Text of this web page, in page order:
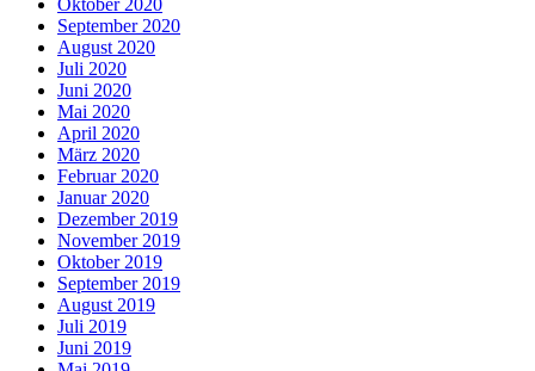
Oktober 2020
September 2020
August 2020
Juli 2020
Juni 2020
Mai 2020
April 2020
März 2020
Februar 2020
Januar 2020
Dezember 2019
November 2019
Oktober 2019
September 2019
August 2019
Juli 2019
Juni 2019